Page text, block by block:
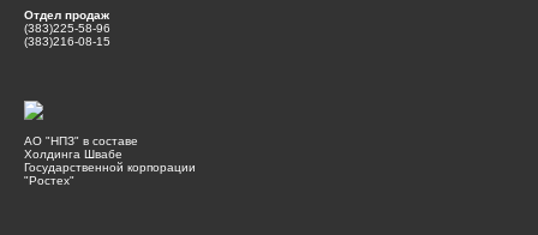
Отдел продаж
(383)225-58-96
(383)216-08-15
АО "НПЗ" в составе
Холдинга Швабе
Государственной корпорации
"Ростех"